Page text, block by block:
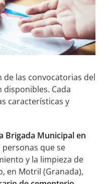
las convocatorias del
Cada
características y
Brigada Municipal en
personas que se
y la limpieza de
en Motril (Granada),